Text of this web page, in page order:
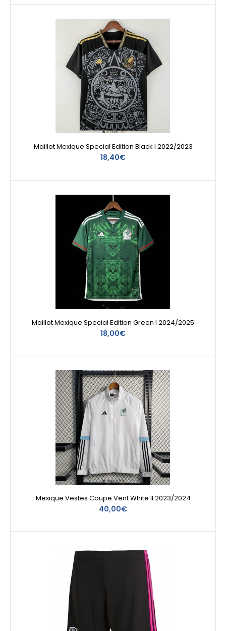
Maillot Mexique Special Edition Black I 2022/2023
18,40€
Maillot Mexique Special Edition Green I 2024/2025
18,00€
Mexique Vestes Coupe Vent White II 2023/2024
40,00€